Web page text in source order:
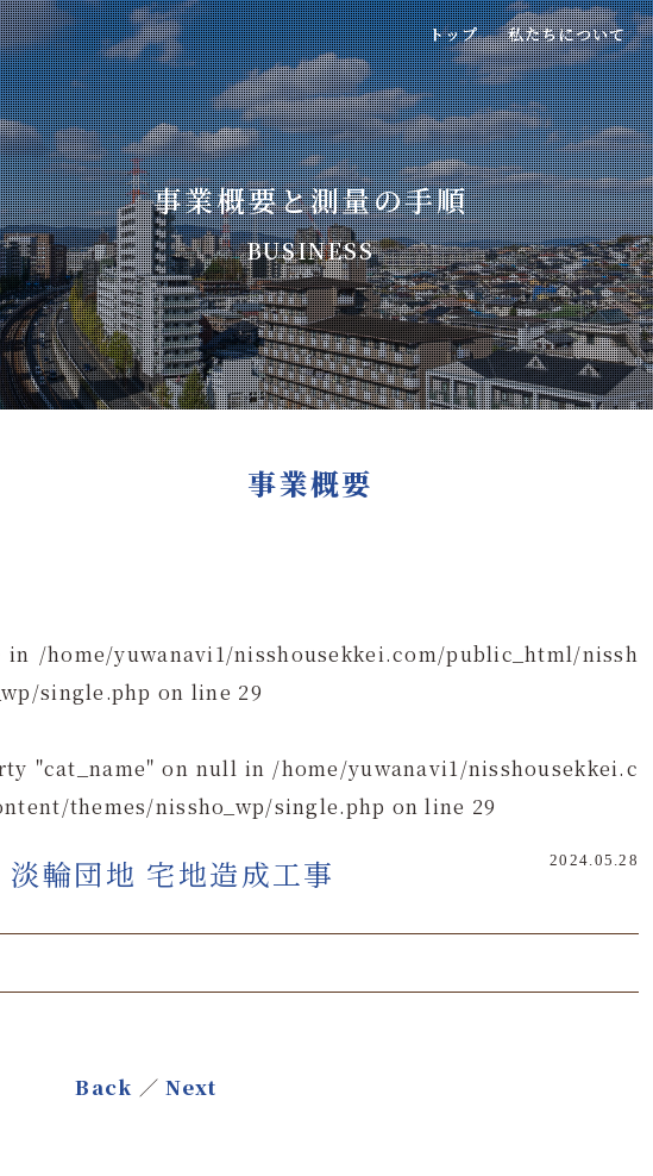
トップ 私たちについて
事業概要と測量の手順
BUSINESS
事業概要
in /home/yuwanavi1/nisshousekkei.com/public_html/nissh
single.php on line 29
"cat_name" on null in /home/yuwanavi1/nisshousekkei.c
themes/nissho_wp/single.php on line 29
輪団地 宅地造成工事 2024.05.28
Back ／Next
トップ 私たちについて